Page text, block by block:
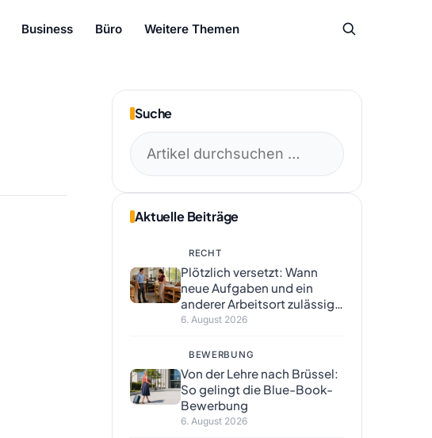
Business Büro Weitere Themen
Suche
Aktuelle Beiträge
RECHT
Plötzlich versetzt: Wann
neue Aufgaben und ein
anderer Arbeitsort zulässig
sind
6. August 2026
BEWERBUNG
Von der Lehre nach Brüssel:
So gelingt die Blue-Book-
Bewerbung
6. August 2026